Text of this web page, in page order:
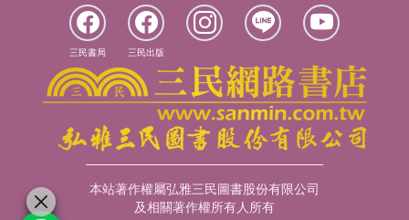
三民書局 三民出版
本站著作權屬弘雅三民圖書股份有限公司
及相關著作權所有人所有